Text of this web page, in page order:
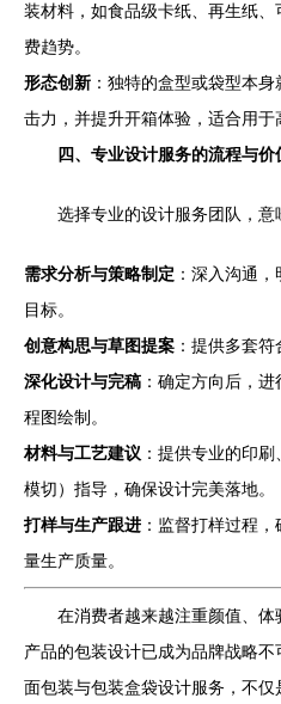
装材料，如食品级卡纸、再生纸
费趋势。
形态创新 ：独特的盒型或袋型本
击力，并提升开箱体验，适合用于
四、专业设计服务的流程与价
选择专业的设计服务团队，意
需求分析与策略制定 ：深入沟通
目标。
创意构思与草图提案 ：提供多套
深化设计与完稿 ：确定方向后，
程图绘制。
材料与工艺建议 ：提供专业的印
模切）指导，确保设计完美落地。
打样与生产跟进 ：监督打样过程
量生产质量。
在消费者越来越注重颜值、
产品的包装设计已成为品牌战略
面包装与包装盒袋设计服务，不